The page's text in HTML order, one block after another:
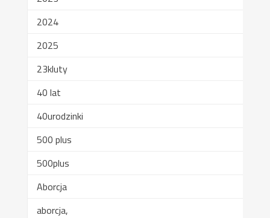
2024
2025
23kluty
40 lat
40urodzinki
500 plus
500plus
Aborcja
aborcja,